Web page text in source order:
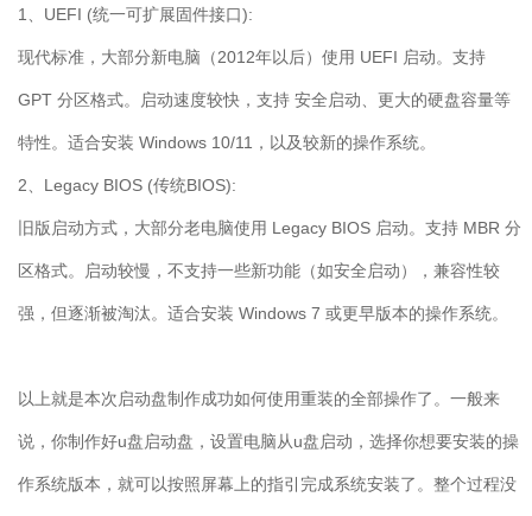
1、 UEFI (统一可扩展固件接口):
现代标准，大部分新电脑（2012年以后）使用 UEFI 启动。支持
GPT 分区格式。启动速度较快，支持 安全启动、更大的硬盘容量等
特性。适合安装 Windows 10/11 ，以及较新的操作系统。
2、 Legacy BIOS (传统BIOS):
旧版启动方式，大部分老电脑使用 Legacy BIOS 启动。支持 MBR 分
区格式。启动较慢，不支持一些新功能（如安全启动），兼容性较
强，但逐渐被淘汰。适合安装 Windows 7 或更早版本的操作系统。
以上就是本次启动盘制作成功如何使用重装的全部操作了。一般来
说，你制作好u盘启动盘，设置电脑从u盘启动，选择你想要安装的操
作系统版本，就可以按照屏幕上的指引完成系统安装了。整个过程没